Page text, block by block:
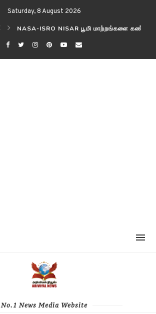
Saturday, 8 August 2026
NASA-ISRO NISAR பூமி மாற்றங்களை
No.1 News Media Website